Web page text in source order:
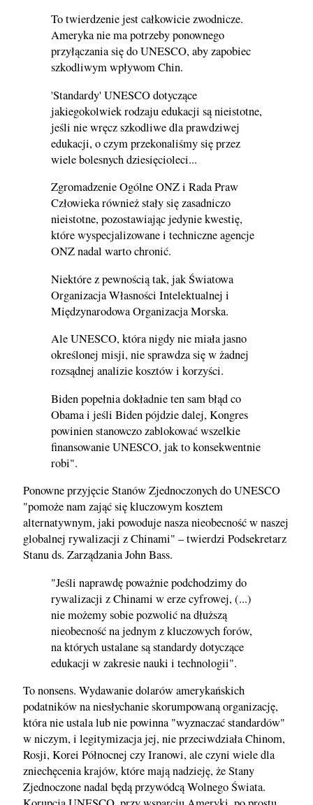
To twierdzenie jest całkowicie zwodnicze.
Ameryka nie ma potrzeby ponownego
przyłączania się do UNESCO, aby zapobiec
szkodliwym wpływom Chin.
'Standardy' UNESCO dotyczące
jakiegokolwiek rodzaju edukacji są nieistotne,
jeśli nie wręcz szkodliwe dla prawdziwej
edukacji, o czym przekonaliśmy się przez
wiele bolesnych dziesięcioleci...
Zgromadzenie Ogólne ONZ i Rada Praw
Człowieka również stały się zasadniczo
nieistotne, pozostawiając jedynie kwestię,
które wyspecjalizowane i techniczne agencje
ONZ nadal warto chronić.
Niektóre z pewnością tak, jak Światowa
Organizacja Własności Intelektualnej i
Międzynarodowa Organizacja Morska.
Ale UNESCO, która nigdy nie miała jasno
określonej misji, nie sprawdza się w żadnej
rozsądnej analizie kosztów i korzyści.
Biden popełnia dokładnie ten sam błąd co
Obama i jeśli Biden pójdzie dalej, Kongres
powinien stanowczo zablokować wszelkie
finansowanie UNESCO, jak to konsekwentnie
robi".
Ponowne przyjęcie Stanów Zjednoczonych do UNESCO
"pomoże nam zająć się kluczowym kosztem
alternatywnym, jaki powoduje nasza nieobecność w naszej
globalnej rywalizacji z Chinami" – twierdzi Podsekretarz
Stanu ds. Zarządzania John Bass.
"Jeśli naprawdę poważnie podchodzimy do
rywalizacji z Chinami w erze cyfrowej, (...)
nie możemy sobie pozwolić na dłuższą
nieobecność na jednym z kluczowych forów,
na których ustalane są standardy dotyczące
edukacji w zakresie nauki i technologii".
To nonsens. Wydawanie dolarów amerykańskich
podatników na niesłychanie skorumpowaną organizację,
która nie ustala lub nie powinna "wyznaczać standardów"
w niczym, i legitymizacja jej, nie przeciwdziała Chinom,
Rosji, Korei Północnej czy Iranowi, ale czyni wiele dla
zniechęcenia krajów, które mają nadzieję, że Stany
Zjednoczone nadal będą przywódcą Wolnego Świata.